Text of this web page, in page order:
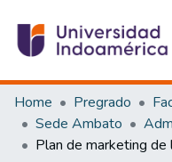
Communities & Collections
All of DSpace
Statistics
Home Pregrado
Sede Ambato